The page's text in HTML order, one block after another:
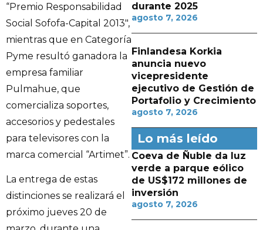
“Premio Responsabilidad
Social Sofofa-Capital 2013″,
mientras que en Categoría
Pyme resultó ganadora la
empresa familiar
Pulmahue, que
comercializa soportes,
accesorios y pedestales
para televisores con la
marca comercial “Artimet”.
La entrega de estas
distinciones se realizará el
próximo jueves 20 de
durante 2025
agosto 7, 2026
Finlandesa Korkia
anuncia nuevo
vicepresidente
ejecutivo de Gestión de
Portafolio y Crecimiento
agosto 7, 2026
Lo más leído
Coeva de Ñuble da luz
verde a parque eólico
de US$172 millones de
inversión
agosto 7, 2026